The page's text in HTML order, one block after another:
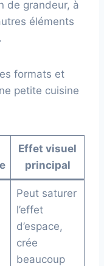
de grandeur, à
éléments
formats et
petite cuisine
Effet visuel
principal
Peut saturer
l’effet
d’espace,
crée
beaucoup